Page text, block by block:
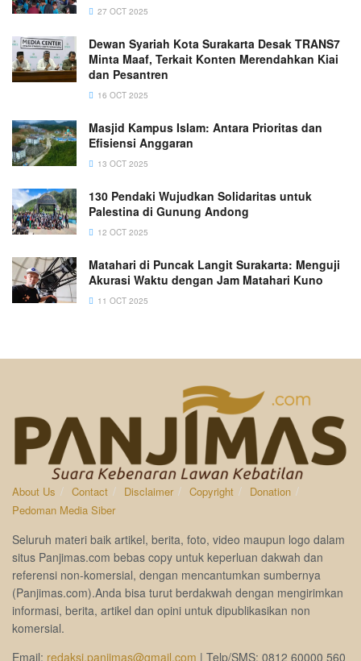
27 OCT 2025
Dewan Syariah Kota Surakarta Desak TRANS7
Minta Maaf, Terkait Konten Merendahkan Kiai
dan Pesantren
16 OCT 2025
Masjid Kampus Islam: Antara Prioritas dan
Efisiensi Anggaran
13 OCT 2025
130 Pendaki Wujudkan Solidaritas untuk
Palestina di Gunung Andong
12 OCT 2025
Matahari di Puncak Langit Surakarta: Menguji
Akurasi Waktu dengan Jam Matahari Kuno
11 OCT 2025
About Us Contact Disclaimer Copyright
Donation
Pedoman Media Siber
Seluruh materi baik artikel, berita, foto, video maupun logo dalam
situs Panjimas.com bebas copy untuk keperluan dakwah dan
referensi non-komersial, dengan mencantumkan sumbernya
(Panjimas.com).Anda bisa turut berdakwah dengan mengirimkan
informasi, berita, artikel dan opini untuk dipublikasikan non
komersial.
Email: redaksi.panjimas@gmail.com | Telp/SMS: 0812 60000 560